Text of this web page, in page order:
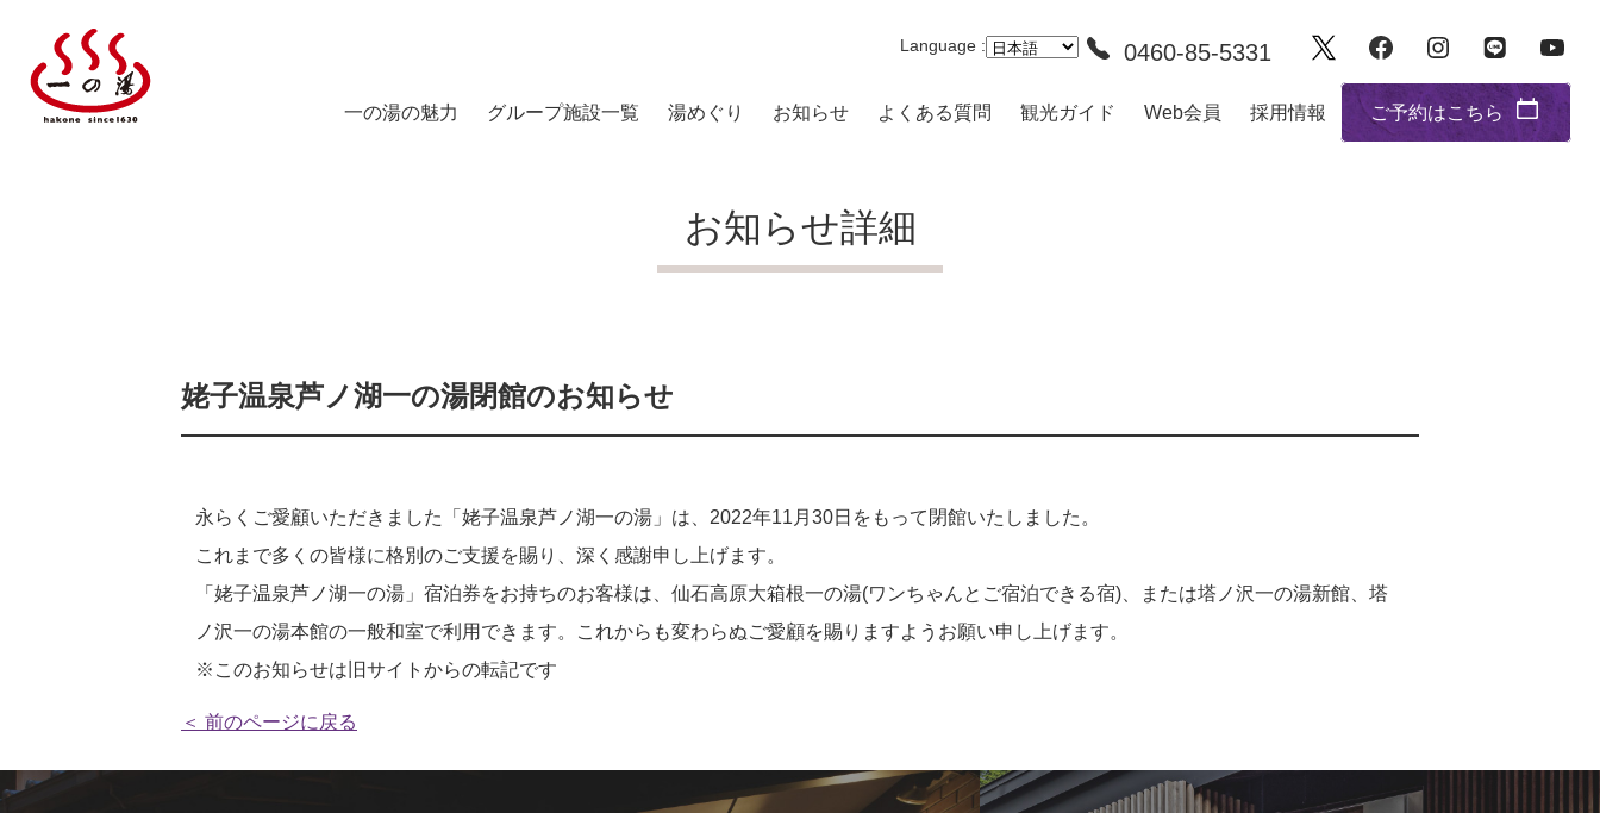
Language : 0460-85-5331
一の湯の魅力 グループ施設一覧
ススキの原 一の湯
湯めぐり お知らせ よくある質問 観光ガイド Web会員 採用情報 ご予約はこちら
お知らせ詳細
姥子温泉芦ノ湖一の湯閉館のお知らせ
永らくご愛顧いただきました「姥子温泉芦ノ湖一の湯」は、2022年11月30日をもって閉館いたしました。
これまで多くの皆様に格別のご支援を賜り、深く感謝申し上げます。
「姥子温泉芦ノ湖一の湯」宿泊券をお持ちのお客様は、仙石高原大箱根一の湯(ワンちゃんとご宿泊できる宿)、または塔ノ沢一の湯新館、塔
ノ沢一の湯本館の一般和室で利用できます。これからも変わらぬご愛顧を賜りますようお願い申し上げます。
※このお知らせは旧サイトからの転記です
＜ 前のページに戻る